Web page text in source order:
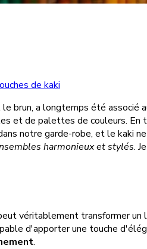
de kaki
brun, a longtemps été associé
et de palettes de couleurs. En
notre garde-robe, et le kaki
harmonieux et stylés.
véritablement transformer
d'apporter une touche
.